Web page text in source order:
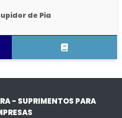
de Pia
- SUPRIMENTOS PARA